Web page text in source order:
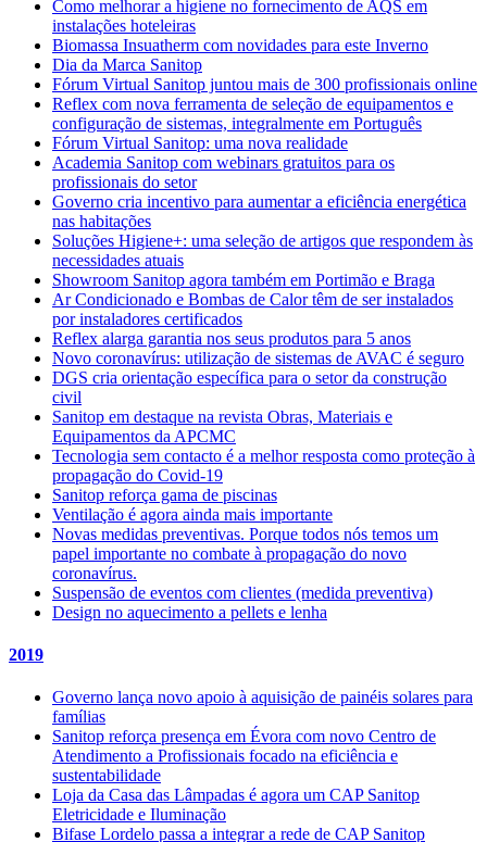
Como melhorar a higiene no fornecimento de AQS em
instalações hoteleiras
Biomassa Insuatherm com novidades para este Inverno
Dia da Marca Sanitop
Fórum Virtual Sanitop juntou mais de 300 profissionais online
Reflex com nova ferramenta de seleção de equipamentos e
configuração de sistemas, integralmente em Português
Fórum Virtual Sanitop: uma nova realidade
Academia Sanitop com webinars gratuitos para os
profissionais do setor
Governo cria incentivo para aumentar a eficiência energética
nas habitações
Soluções Higiene+: uma seleção de artigos que respondem às
necessidades atuais
Showroom Sanitop agora também em Portimão e Braga
Ar Condicionado e Bombas de Calor têm de ser instalados
por instaladores certificados
Reflex alarga garantia nos seus produtos para 5 anos
Novo coronavírus: utilização de sistemas de AVAC é seguro
DGS cria orientação específica para o setor da construção
civil
Sanitop em destaque na revista Obras, Materiais e
Equipamentos da APCMC
Tecnologia sem contacto é a melhor resposta como proteção à
propagação do Covid-19
Sanitop reforça gama de piscinas
Ventilação é agora ainda mais importante
Novas medidas preventivas. Porque todos nós temos um
papel importante no combate à propagação do novo
coronavírus.
Suspensão de eventos com clientes (medida preventiva)
Design no aquecimento a pellets e lenha
2019
Governo lança novo apoio à aquisição de painéis solares para
famílias
Sanitop reforça presença em Évora com novo Centro de
Atendimento a Profissionais focado na eficiência e
sustentabilidade
Loja da Casa das Lâmpadas é agora um CAP Sanitop
Eletricidade e Iluminação
Bifase Lordelo passa a integrar a rede de CAP Sanitop